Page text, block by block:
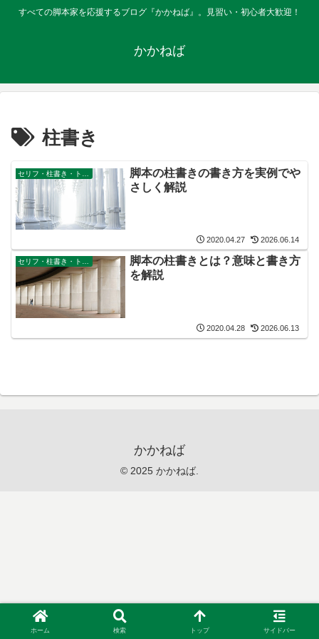
すべての脚本家を応援するブログ『かかねば』。見習い・初心者大歓迎！
かかねば
柱書き
脚本の柱書きの書き方を実例でや
さしく解説
2020.04.27 2026.06.14
セリフ・柱書き・ト書きの書き方
脚本の柱書きとは？意味と書き方
を解説
2020.04.28 2026.06.13
かかねば
© 2025 かかねば.
ホーム 検索 トップ サイドバー